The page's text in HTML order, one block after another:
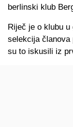
berlinski klub
Riječ je o klubu
selekcija članova
su to iskusili iz